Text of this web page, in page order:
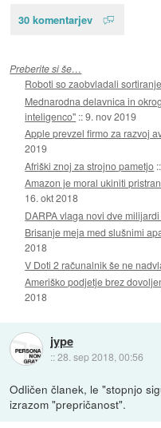
30 komentarjev
Preberite si še…
Roboti so zaobvladali
Mednarodna delavnica in
inteligenco" ::9. nov 2019
Apple prevzel firmo za razvoj
2019
Afriški znoj za strojno pametjo
Amazon je moral ukiniti
16. okt 2018
DARPA vlaga novi dve
Brisanje meja med slušnimi
2018
V Doti 2 računalnik še ne
Ameriško podjetje brez
2018
jype
::28. sep 2018, 00:56
Odličen članek, le "stopnjo
izrazom "prepričanost".